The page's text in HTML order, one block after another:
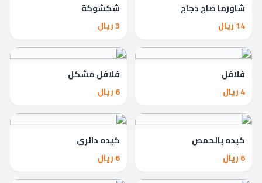
شاورما صاج دجاج
14 ريال
شكشوكة
3 ريال
فلافل
4 ريال
فلافل مشكل
6 ريال
كبده بالحمص
6 ريال
كبده دائري
6 ريال